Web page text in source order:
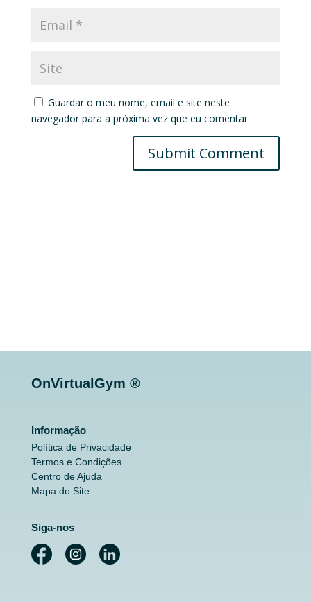
Guardar o meu nome, email e site neste
navegador para a próxima vez que eu comentar.
Submit Comment
OnVirtualGym ®
Informação
Política de Privacidade
Termos e Condições
Centro de Ajuda
Mapa do Site
Siga-nos